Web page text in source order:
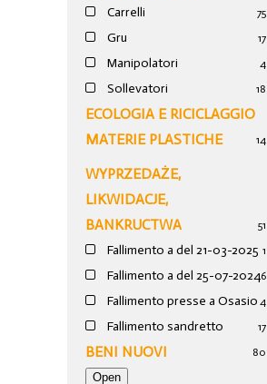
Carrelli 75
Gru 17
Manipolatori 4
Sollevatori 18
ECOLOGIA E RICICLAGGIO
MATERIE PLASTICHE
14
WYPRZEDAŻE,
LIKWIDACJE,
BANKRUCTWA
51
Fallimento a del 21-03-2025 1
Fallimento a del 25-07-20246
Fallimento presse a Osasio 4
Fallimento sandretto 17
BENI NUOVI 80